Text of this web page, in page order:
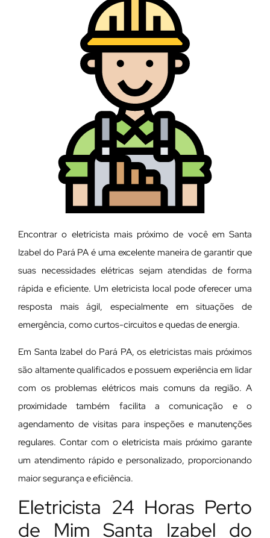
Encontrar o eletricista mais próximo de você em Santa
Izabel do Pará PA é uma excelente maneira de garantir que
suas necessidades elétricas sejam atendidas de forma
rápida e eficiente. Um eletricista local pode oferecer uma
resposta mais ágil, especialmente em situações de
emergência, como curtos-circuitos e quedas de energia.
Em Santa Izabel do Pará PA, os eletricistas mais próximos
são altamente qualificados e possuem experiência em lidar
com os problemas elétricos mais comuns da região. A
proximidade também facilita a comunicação e o
agendamento de visitas para inspeções e manutenções
regulares. Contar com o eletricista mais próximo garante
um atendimento rápido e personalizado, proporcionando
maior segurança e eficiência.
Eletricista 24 Horas Perto
de Mim Santa Izabel do